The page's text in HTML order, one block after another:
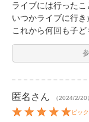
ライブには行ったこ
いつかライブに行き
これから何回も子ど
匿名 さん （2024/2/20
ビッ